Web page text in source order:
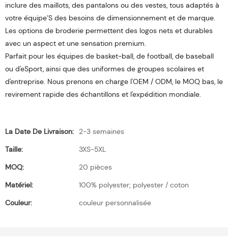
inclure des maillots, des pantalons ou des vestes, tous adaptés à
votre équipe’S des besoins de dimensionnement et de marque.
Les options de broderie permettent des logos nets et durables
avec un aspect et une sensation premium.
Parfait pour les équipes de basket-ball, de football, de baseball
ou d'eSport, ainsi que des uniformes de groupes scolaires et
d'entreprise. Nous prenons en charge l'OEM / ODM, le MOQ bas, le
revirement rapide des échantillons et l'expédition mondiale.
La Date De Livraison:
2-3 semaines
Taille:
3XS-5XL
MOQ:
20 pièces
Matériel:
100% polyester; polyester / coton
Couleur:
couleur personnalisée